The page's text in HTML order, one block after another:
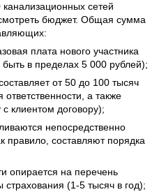
сетей
бюджет. Общая сумма
плата нового участника
быть в пределах 5 000 рублей);
от 50 до 100 тысяч
ответственности, а также
клиентом договору);
непосредственно
правило, составляют порядка
опирается на перечень
(1-5 тысяч в год);